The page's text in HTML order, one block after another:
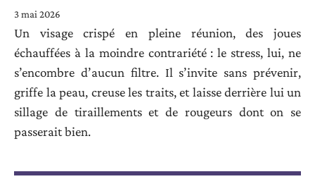
3 mai 2026
Un visage crispé en pleine réunion, des joues
échauffées à la moindre contrariété : le stress, lui, ne
s’encombre d’aucun filtre. Il s’invite sans prévenir,
griffe la peau, creuse les traits, et laisse derrière lui un
sillage de tiraillements et de rougeurs dont on se
passerait bien.